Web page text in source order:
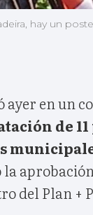
hay un
en un
de
la
del Plan +